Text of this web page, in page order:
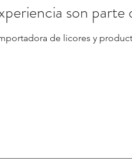
son
de licores y